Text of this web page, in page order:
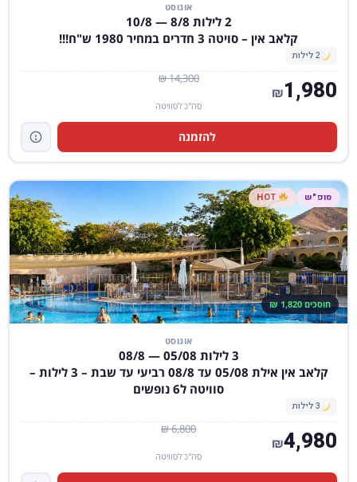
אוגוסט
2 לילות 8/8 — 10/8
קלאב אין – סויטה 3 חדרים במחיר 1980 ש"ח!!!
2 לילות
14,300 ₪ 1,980
₪
סה"כ לסוויטה
להזמנה
סופ"ש HOT
חוסכים 1,820 ₪
אוגוסט
3 לילות 05/08 — 08/8
קלאב אין אילת 05/08 עד 08/8 רביעי עד שבת – 3 לילות –
סוויטה ל6 נופשים
3 לילות
6,800 ₪ 4,980
₪
סה"כ לסוויטה